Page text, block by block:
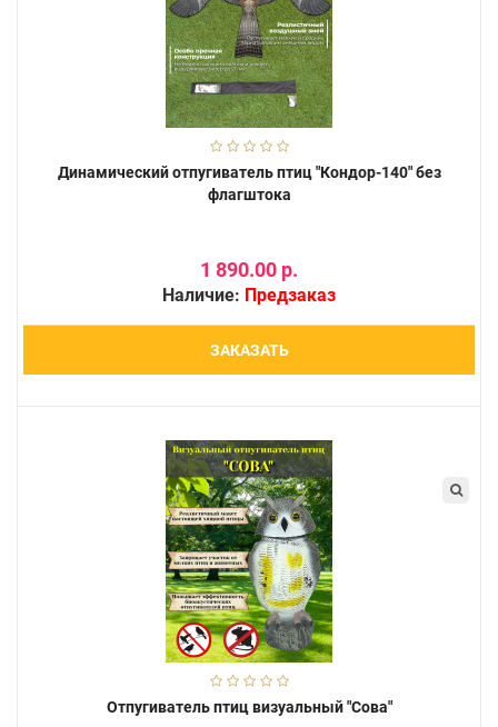
Динамический отпугиватель птиц "Кондор-140" без
флагштока
1 890.00 р.
Наличие: Предзаказ
ЗАКАЗАТЬ
Отпугиватель птиц визуальный "Сова"